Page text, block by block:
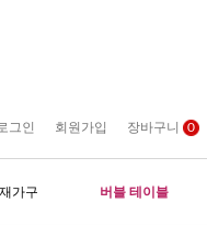
그인 회원가입 장바구니 0
가구 버블 테이블